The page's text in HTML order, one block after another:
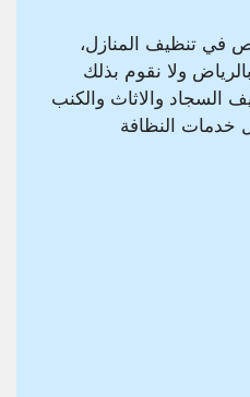
في تنظيف المنازل،
ولا نقوم بذلك
السجاد والاثاث والكنب
خدمات النظافة